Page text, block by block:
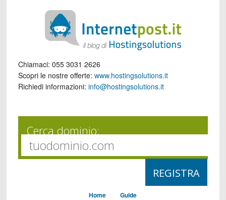
Chiamaci: 055 3031 2626
Scopri le nostre offerte: www.hostingsolutions.it
Richiedi informazioni: info@hostingsolutions.it
Cerca dominio:
Home Guide